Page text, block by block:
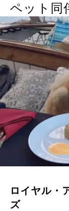
ペット同
ロイヤル・
ズ